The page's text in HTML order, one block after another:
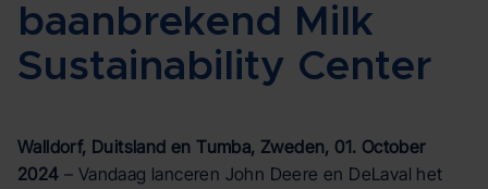
baanbrekend Milk
Sustainability Center
Walldorf, Duitsland en Tumba, Zweden, 01. October
2024 – Vandaag lanceren John Deere en DeLaval het